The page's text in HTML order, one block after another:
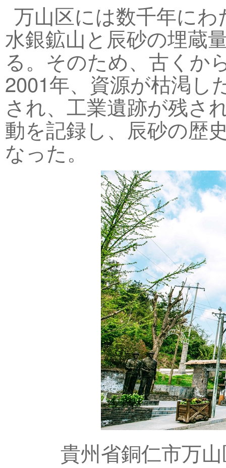
万山区には数千年に
水銀鉱山と辰砂の埋蔵
る。そのため、古くか
2001年、資源が枯渇し
され、工業遺跡が残さ
動を記録し、辰砂の歴
なった。
貴州省銅仁市万